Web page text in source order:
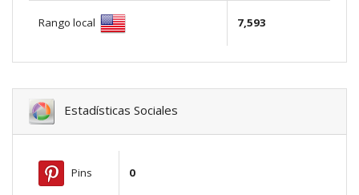
Rango local 7,593
Estadísticas Sociales
Pins 0